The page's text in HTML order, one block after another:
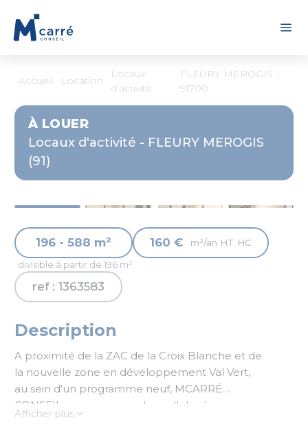
Accueil Location
Locaux
d'activité
FLEURY MEROGIS -
91700
À LOUER
Locaux d'activité - FLEURY MEROGIS
(91)
196 - 588 m²
divisible à partir de 196 m²
160 € m²/an HT HC
ref : 1363583
Description
A proximité de la ZAC de la Croix Blanche et de
la nouvelle zone en développement Val Vert,
au sein d'un programme neuf, MCARRÉ
CONSEIL vous propose des cellules à usage
d'activité à la location. Chaque lot dispose de 4
Afficher plus